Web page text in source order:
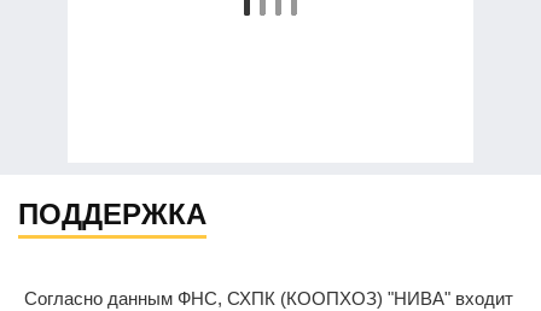
ПОДДЕРЖКА
Согласно данным ФНС, СХПК (КООПХОЗ) "НИВА" входит